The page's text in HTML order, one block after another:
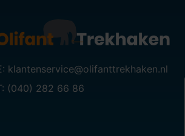
klantenservice@olifanttrekhaken.nl
(040) 282 66 86